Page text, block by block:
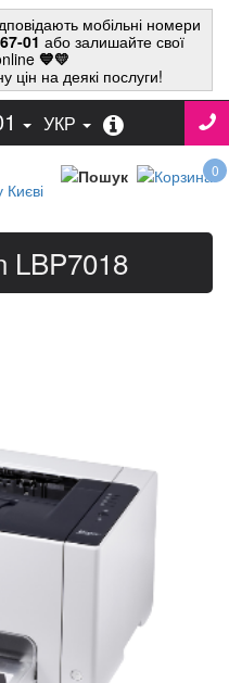
мобільні номери
01 або залишайте свої
💙💛
цін на деякі послуги!
УКР
0
LBP7018